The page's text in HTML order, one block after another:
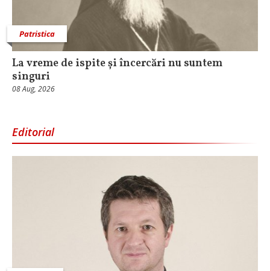
Patristica
La vreme de ispite și încercări nu suntem
singuri
08 Aug, 2026
Editorial